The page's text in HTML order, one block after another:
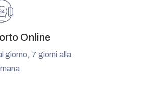
Online
giorno, 7 giorni alla